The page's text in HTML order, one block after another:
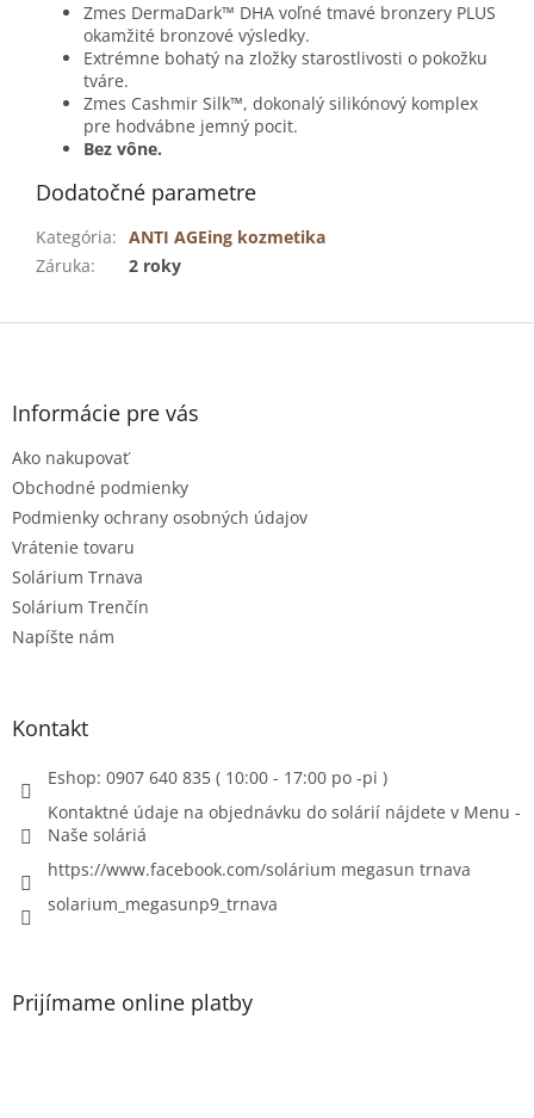
Zmes DermaDark™ DHA voľné tmavé bronzery PLUS
okamžité bronzové výsledky.
Extrémne bohatý na zložky starostlivosti o pokožku
tváre.
Zmes Cashmir Silk™, dokonalý silikónový komplex
pre hodvábne jemný pocit.
Bez vône.
Dodatočné parametre
Kategória: ANTI AGEing kozmetika
Záruka: 2 roky
Z
Informácie pre vás
Ako nakupovať
Obchodné podmienky
Podmienky ochrany osobných údajov
Vrátenie tovaru
Solárium Trnava
Solárium Trenčín
Napíšte nám
Kontakt
Eshop: 0907 640 835 ( 10:00 - 17:00 po -pi )
Kontaktné údaje na objednávku do solárií nájdete v Menu -
Naše soláriá
https://www.facebook.com/solárium megasun trnava
solarium_megasunp9_trnava
Prijímame online platby